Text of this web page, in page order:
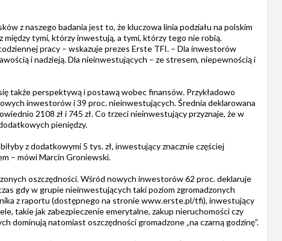
z naszego badania jest to, że kluczowa linia podziału na polskim
między tymi, którzy inwestują, a tymi, którzy tego nie robią.
pracy – wskazuje prezes Erste TFI. – Dla inwestorów
i nadzieją. Dla nieinwestujących – ze stresem, niepewnością i
także perspektywą i postawą wobec finansów. Przykładowo
inwestorów i 39 proc. nieinwestujących. Średnia deklarowana
2108 zł i 745 zł. Co trzeci nieinwestujący przyznaje, że w
pieniędzy.
z dodatkowymi 5 tys. zł, inwestujący znacznie częściej
– mówi Marcin Groniewski.
oszczędności. Wśród nowych inwestorów 62 proc. deklaruje
gdy w grupie nieinwestujących taki poziom zgromadzonych
z raportu (dostępnego na stronie www.erste.pl/tfi), inwestujący
takie jak zabezpieczenie emerytalne, zakup nieruchomości czy
dominują natomiast oszczędności gromadzone „na czarną godzinę”.